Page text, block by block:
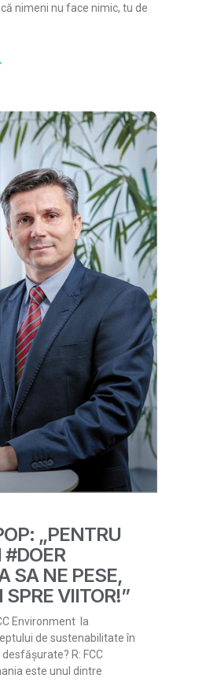
nimeni nu face nimic, tu de
„PENTRU
#DOER
SA NE PESE,
VIITOR!”
Environment la
de sustenabilitate în
R: FCC
este unul dintre